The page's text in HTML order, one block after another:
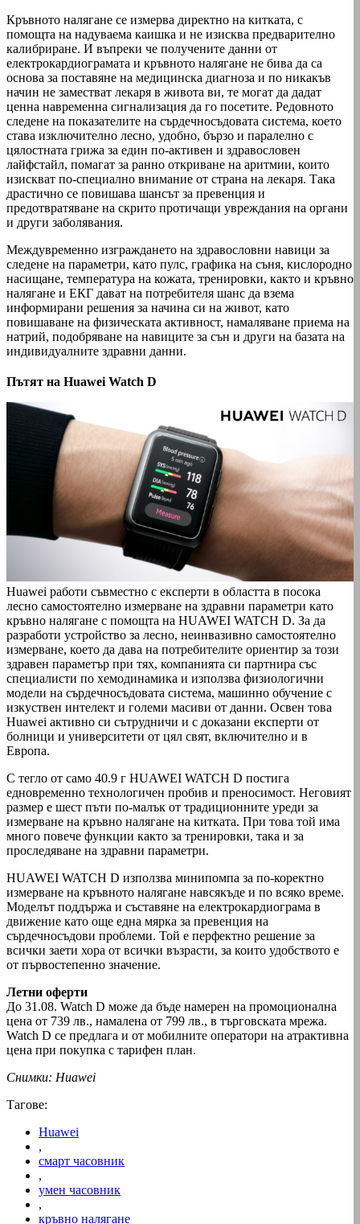
Кръвното налягане се измерва директно на китката, с
помощта на надуваема каишка и не изисква предварително
калибриране. И въпреки че получените данни от
електрокардиограмата и кръвното налягане не бива да са
основа за поставяне на медицинска диагноза и по никакъв
начин не заместват лекаря в живота ви, те могат да дадат
ценна навременна сигнализация да го посетите. Редовното
следене на показателите на сърдечносъдовата система, което
става изключително лесно, удобно, бързо и паралелно с
цялостната грижа за един по-активен и здравословен
лайфстайл, помагат за ранно откриване на аритмии, които
изискват по-специално внимание от страна на лекаря. Така
драстично се повишава шансът за превенция и
предотвратяване на скрито протичащи увреждания на органи
и други заболявания.
Междувременно изграждането на здравословни навици за
следене на параметри, като пулс, графика на съня, кислородно
насищане, температура на кожата, тренировки, както и кръвно
налягане и ЕКГ дават на потребителя шанс да взема
информирани решения за начина си на живот, като
повишаване на физическата активност, намаляване приема на
натрий, подобряване на навиците за сън и други на базата на
индивидуалните здравни данни.
Пътят на Huawei Watch D
Huawei работи съвместно с експерти в областта в посока
лесно самостоятелно измерване на здравни параметри като
кръвно налягане с помощта на HUAWEI WATCH D. За да
разработи устройство за лесно, неинвазивно самостоятелно
измерване, което да дава на потребителите ориентир за този
здравен параметър при тях, компанията си партнира със
специалисти по хемодинамика и използва физиологични
модели на сърдечносъдовата система, машинно обучение с
изкуствен интелект и големи масиви от данни. Освен това
Huawei активно си сътрудничи и с доказани експерти от
болници и университети от цял свят, включително и в
Европа.
С тегло от само 40.9 г HUAWEI WATCH D постига
едновременно технологичен пробив и преносимост. Неговият
размер е шест пъти по-малък от традиционните уреди за
измерване на кръвно налягане на китката. При това той има
много повече функции както за тренировки, така и за
проследяване на здравни параметри.
HUAWEI WATCH D използва минипомпа за по-коректно
измерване на кръвното налягане навсякъде и по всяко време.
Моделът поддържа и съставяне на електрокардиограма в
движение като още една мярка за превенция на
сърдечносъдови проблеми. Той е перфектно решение за
всички заети хора от всички възрасти, за които удобството е
от първостепенно значение.
Летни оферти
До 31.08. Watch D може да бъде намерен на промоционална
цена от 739 лв., намалена от 799 лв., в търговската мрежа.
Watch D се предлага и от мобилните оператори на атрактивна
цена при покупка с тарифен план.
Снимки: Huawei
Тагове:
Huawei
,
смарт часовник
,
умен часовник
,
кръвно налягане